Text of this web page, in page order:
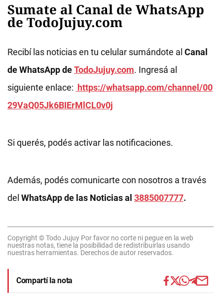
Sumate al Canal de WhatsApp
de TodoJujuy.com
Recibí las noticias en tu celular sumándote al Canal
de WhatsApp deTodoJujuy.com. Ingresá al
siguiente enlace: https://whatsapp.com/channel/00
29VaQ05Jk6BIErMlCL0v0j
Si querés, podés activar las notificaciones.
Además, podés comunicarte con nosotros a través
del WhatsApp de las Noticias al 3885007777.
Copyright © Todo Jujuy Por favor no corte ni pegue en la web
nuestras notas, tiene la posibilidad de redistribuirlas usando
nuestras herramientas. Derechos de autor reservados.
Compartí la nota